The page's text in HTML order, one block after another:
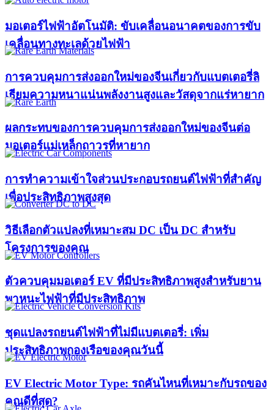
มอเตอร์ไฟฟ้าอัตโนมัติ: ขับเคลื่อนอนาคตของการขับ
เคลื่อนทางทะเลด้วยไฟฟ้า
การควบคุมการส่งออกใหม่ของจีนเกี่ยวกับแบตเตอรี่ลิ
เธียมความหนาแน่นพลังงานสูงและวัสดุจากแร่หายาก
ผลกระทบของการควบคุมการส่งออกใหม่ของจีนต่อ
มอเตอร์แม่เหล็กถาวรที่หายาก
การทำความเข้าใจส่วนประกอบรถยนต์ไฟฟ้าที่สำคัญ
เพื่อประสิทธิภาพสูงสุด
วิธีเลือกตัวแปลงที่เหมาะสม DC เป็น DC สำหรับ
โครงการของคุณ
ตัวควบคุมมอเตอร์ EV ที่มีประสิทธิภาพสูงสำหรับยาน
พาหนะไฟฟ้าที่มีประสิทธิภาพ
ชุดแปลงรถยนต์ไฟฟ้าที่ไม่มีแบตเตอรี่: เพิ่ม
ประสิทธิภาพกองเรือของคุณวันนี้
EV Electric Motor Type: รถคันไหนที่เหมาะกับรถของ
คุณดีที่สุด?